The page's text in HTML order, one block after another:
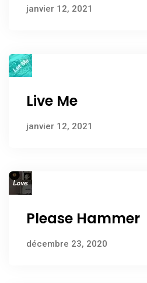
janvier 12, 2021
Live Me
janvier 12, 2021
Please Hammer
décembre 23, 2020